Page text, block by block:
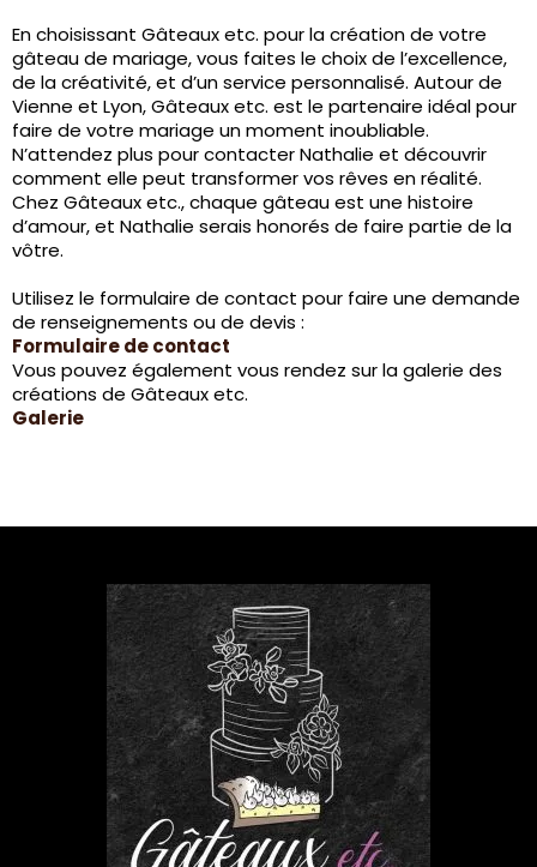
En choisissant Gâteaux etc. pour la création de votre
gâteau de mariage, vous faites le choix de l’excellence,
de la créativité, et d’un service personnalisé. Autour de
Vienne et Lyon, Gâteaux etc. est le partenaire idéal pour
faire de votre mariage un moment inoubliable.
N’attendez plus pour contacter Nathalie et découvrir
comment elle peut transformer vos rêves en réalité.
Chez Gâteaux etc., chaque gâteau est une histoire
d’amour, et Nathalie serais honorés de faire partie de la
vôtre.
Utilisez le formulaire de contact pour faire une demande
de renseignements ou de devis :
Formulaire de contact
Vous pouvez également vous rendez sur la galerie des
créations de Gâteaux etc.
Galerie